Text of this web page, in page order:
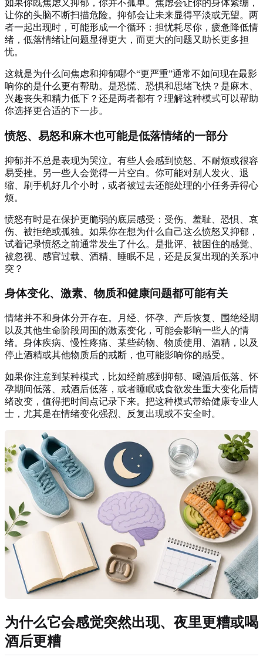
如果你既焦虑又抑郁，你并不孤单。焦虑会让你的身体紧绷，
让你的头脑不断扫描危险。抑郁会让未来显得平淡或无望。两
者一起出现时，可能形成一个循环：担忧耗尽你，疲惫降低情
绪，低落情绪让问题显得更大，而更大的问题又助长更多担
忧。
这就是为什么问焦虑和抑郁哪个“更严重”通常不如问现在最影
响你的是什么更有帮助。是恐慌、恐惧和思绪飞快？是麻木、
兴趣丧失和精力低下？还是两者都有？理解这种模式可以帮助
你选择更合适的下一步。
愤怒、易怒和麻木也可能是低落情绪的一部分
抑郁并不总是表现为哭泣。有些人会感到愤怒、不耐烦或很容
易受挫。另一些人会觉得一片空白。你可能对别人发火、退
缩、刷手机好几个小时，或者被过去还能处理的小任务弄得心
烦。
愤怒有时是在保护更脆弱的底层感受：受伤、羞耻、恐惧、哀
伤、被拒绝或孤独。如果你在想为什么自己这么愤怒又抑郁，
试着记录愤怒之前通常发生了什么。是批评、被困住的感觉、
被忽视、感官过载、酒精、睡眠不足，还是反复出现的关系冲
突？
身体变化、激素、物质和健康问题都可能有关
情绪并不和身体分开存在。月经、怀孕、产后恢复、围绝经期
以及其他生命阶段周围的激素变化，可能会影响一些人的情
绪。身体疾病、慢性疼痛、某些药物、物质使用、酒精，以及
停止酒精或其他物质后的戒断，也可能影响你的感受。
如果你注意到某种模式，比如经前感到抑郁、喝酒后低落、怀
孕期间低落、戒酒后低落，或者睡眠或食欲发生重大变化后情
绪改变，值得把时间点记录下来。把这种模式带给健康专业人
士，尤其是在情绪变化强烈、反复出现或不安全时。
为什么它会感觉突然出现、夜里更糟或喝
酒后更糟